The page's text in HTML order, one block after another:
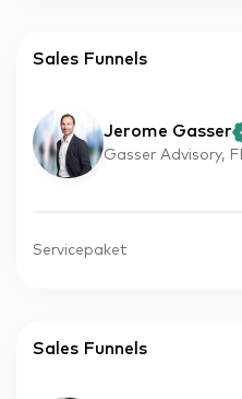
Sales Funnels
Jerome Gasser
Gasser Advisory,
Servicepaket
Sales Funnels